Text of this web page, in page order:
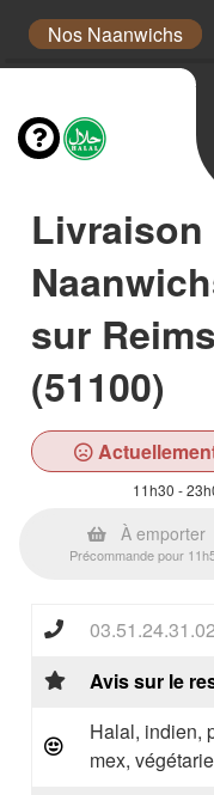
Nos Naanwichs
Livraison
sur
(51100)
11h30 -
À emporter
Précommande pour
03.51.24.31.02
Avis sur le
Halal, indien,
mex,